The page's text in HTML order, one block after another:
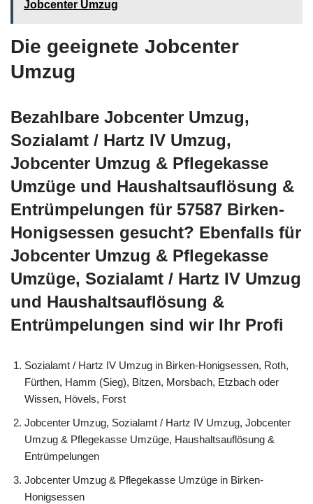
Jobcenter Umzug
Die geeignete Jobcenter
Umzug
Bezahlbare Jobcenter Umzug,
Sozialamt / Hartz IV Umzug,
Jobcenter Umzug & Pflegekasse
Umzüge und Haushaltsauflösung &
Entrümpelungen für 57587 Birken-
Honigsessen gesucht? Ebenfalls für
Jobcenter Umzug & Pflegekasse
Umzüge, Sozialamt / Hartz IV Umzug
und Haushaltsauflösung &
Entrümpelungen sind wir Ihr Profi
Sozialamt / Hartz IV Umzug in Birken-Honigsessen, Roth,
Fürthen, Hamm (Sieg), Bitzen, Morsbach, Etzbach oder
Wissen, Hövels, Forst
Jobcenter Umzug, Sozialamt / Hartz IV Umzug, Jobcenter
Umzug & Pflegekasse Umzüge, Haushaltsauflösung &
Entrümpelungen
Jobcenter Umzug & Pflegekasse Umzüge in Birken-
Honigsessen